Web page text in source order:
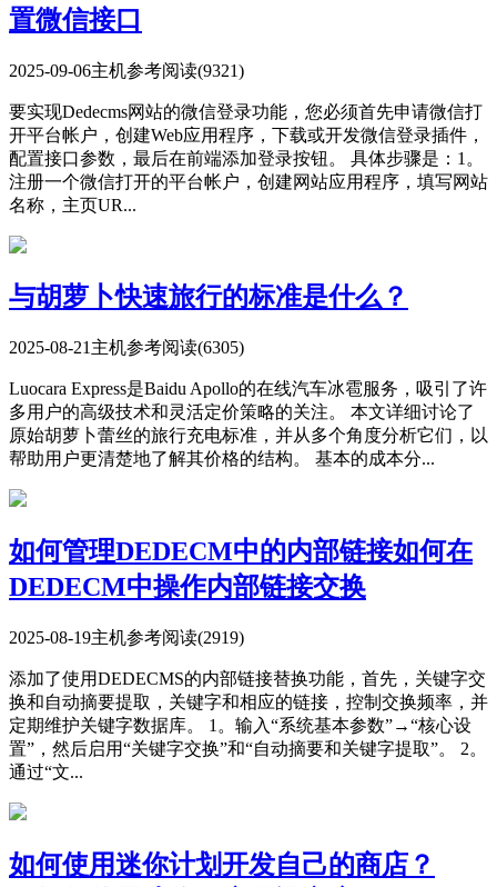
置微信接口
2025-09-06主机参考阅读(9321)
要实现Dedecms网站的微信登录功能，您必须首先申请微信打
开平台帐户，创建Web应用程序，下载或开发微信登录插件，
配置接口参数，最后在前端添加登录按钮。 具体步骤是：1。
注册一个微信打开的平台帐户，创建网站应用程序，填写网站
名称，主页UR...
与胡萝卜快速旅行的标准是什么？
2025-08-21 主机参考阅读(6305)
Luocara Express是Baidu Apollo的在线汽车冰雹服务，吸引了许
多用户的高级技术和灵活定价策略的关注。 本文详细讨论了
原始胡萝卜蕾丝的旅行充电标准，并从多个角度分析它们，以
帮助用户更清楚地了解其价格的结构。 基本的成本分...
如何管理DEDECM中的内部链接如何在
DEDECM中操作内部链接交换
2025-08-19主机参考阅读(2919)
添加了使用DEDECMS的内部链接替换功能，首先，关键字交
换和自动摘要提取，关键字和相应的链接，控制交换频率，并
定期维护关键字数据库。 1。输入“系统基本参数”→“核心设
置”，然后启用“关键字交换”和“自动摘要和关键字提取”。 2。
通过“文...
如何使用迷你计划开发自己的商店？